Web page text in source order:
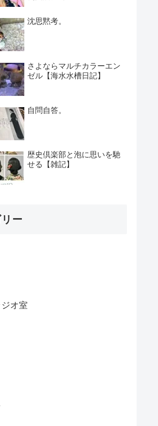
沈思黙考。
さよならマルチカラーエン
ゼル【海水水槽日記】
自問自答。
歴史倶楽部と泡に思いを馳
せる【雑記】
ー
オ室